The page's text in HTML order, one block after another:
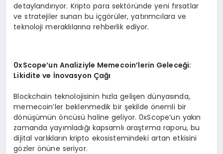
detaylandırıyor. Kripto para sektöründe yeni fırsatlar
ve stratejiler sunan bu içgörüler, yatırımcılara ve
teknoloji meraklılarına rehberlik ediyor.
0xScope’un Analiziyle Memecoin’lerin Geleceği:
Likidite ve İnovasyon Çağı
Blockchain teknolojisinin hızla gelişen dünyasında,
memecoin’ler beklenmedik bir şekilde önemli bir
dönüşümün öncüsü haline geliyor. 0xScope’un yakın
zamanda yayımladığı kapsamlı araştırma raporu, bu
dijital varlıkların kripto ekosistemindeki artan etkisini
gözler önüne seriyor.